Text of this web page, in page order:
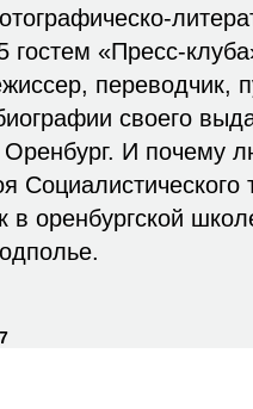
гостем «Пресс-
переводчик,
своего
И почему
в оренбургской